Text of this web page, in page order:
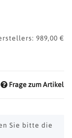
: 989,00 €
Frage zum Artikel
Sie bitte die